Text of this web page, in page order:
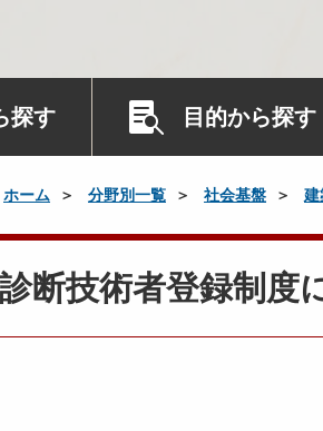
探す 目的から探す
ホーム 分野別一覧 社会基盤 建
断技術者登録制度